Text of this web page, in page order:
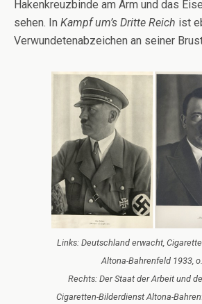
Hakenkreuzbinde am Arm und das
sehen. In Kampf um’s Dritte Reich ist
Verwundetenabzeichen an seiner
Links: Deutschland erwacht,
Altona-Bahrenfeld 1933,
Rechts: Der Staat der Arbeit und
Cigaretten-Bilderdienst Altona-